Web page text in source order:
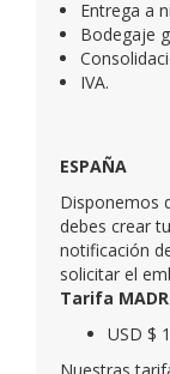
Disponemos
debes crear
notificación
solicitar el